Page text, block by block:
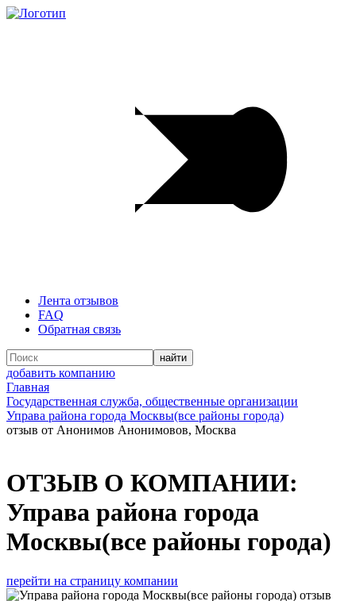
Лента отзывов
FAQ
Обратная связь
добавить компанию
Главная
Государственная служба, общественные организации
Управа района города Москвы(все районы города)
отзыв от Анонимов Анонимовов, Москва
ОТЗЫВ О КОМПАНИИ:
Управа района города
Москвы(все районы города)
перейти на страницу компании